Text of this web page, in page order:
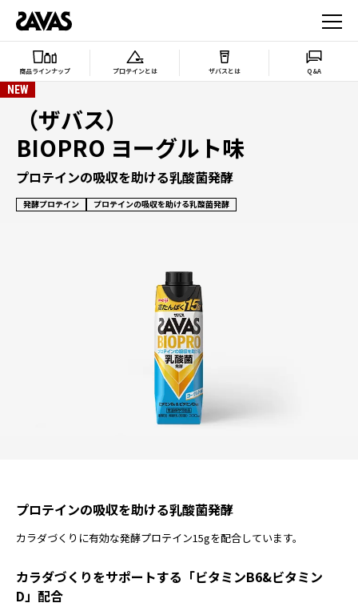
商品ラインナップ プロテインとは ザバスとは Q&A
（ザバス）
BIOPRO ヨーグルト味
プロテインの吸収を助ける乳酸菌発酵
発酵プロテイン プロテインの吸収を助ける乳酸菌発酵
NEW
プロテインの吸収を助ける乳酸菌発酵
カラダづくりに有効な発酵プロテイン15gを配合しています。
カラダづくりをサポートする「ビタミンB6&ビタミン
D」配合